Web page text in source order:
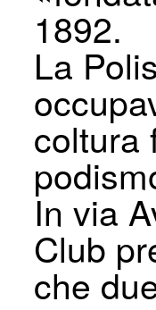
1892.
La
coltura
In via
Club
che